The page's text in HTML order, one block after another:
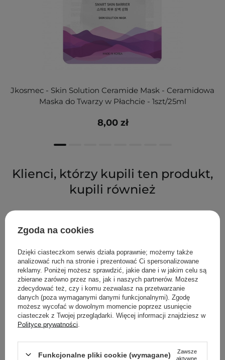
Jkosmec - Skin Solution Ceramide Mask - Ceramidowa
Maska do Twarzy w Płachcie - 1szt/25ml
8,00 zł
Klienci, którzy kupili ten produkt,
kupili również
Zgoda na cookies
Dzięki ciasteczkom serwis działa poprawnie; możemy także
analizować ruch na stronie i prezentować Ci spersonalizowane
reklamy. Poniżej możesz sprawdzić, jakie dane i w jakim celu są
zbierane zarówno przez nas, jak i naszych partnerów. Możesz
zdecydować też, czy i komu zezwalasz na przetwarzanie
danych (poza wymaganymi danymi funkcjonalnymi). Zgodę
możesz wycofać w dowolnym momencie poprzez usunięcie
ciasteczek z Twojej przeglądarki. Więcej informacji znajdziesz w
Polityce prywatności
Funkcjonalne pliki cookie (wymagane)
Zawsze
aktywne